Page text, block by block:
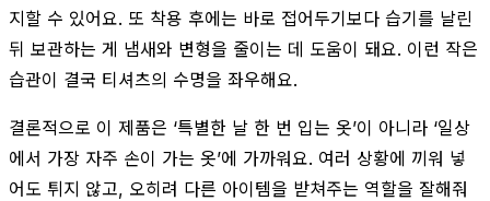
지할 수 있어요. 또 착용 후에는 바로 접어두기보다 습기를 날린
뒤 보관하는 게 냄새와 변형을 줄이는 데 도움이 돼요. 이런 작은
습관이 결국 티셔츠의 수명을 좌우해요.
결론적으로 이 제품은 ‘특별한 날 한 번 입는 옷’이 아니라 ‘일상
에서 가장 자주 손이 가는 옷’에 가까워요. 여러 상황에 끼워 넣
어도 튀지 않고, 오히려 다른 아이템을 받쳐주는 역할을 잘해줘